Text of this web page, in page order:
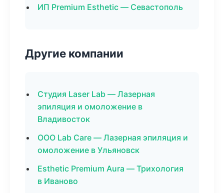
ИП Premium Esthetic — Севастополь
Другие компании
Студия Laser Lab — Лазерная
эпиляция и омоложение в
Владивосток
ООО Lab Care — Лазерная эпиляция и
омоложение в Ульяновск
Esthetic Premium Aura — Трихология
в Иваново